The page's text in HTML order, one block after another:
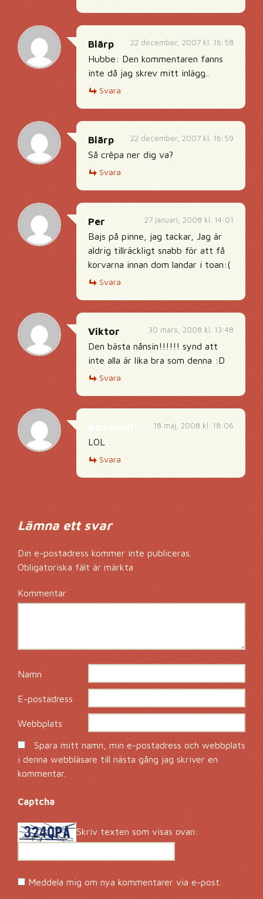
22 december, 2007 kl. 16:58
Blärp
Hubbe: Den kommentaren fanns
inte då jag skrev mitt inlägg..
Svara
22 december, 2007 kl. 16:59
Blärp
Så crêpa ner dig va?
Svara
27 januari, 2008 kl. 14:01
Per
Bajs på pinne, jag tackar, Jag är
aldrig tillräckligt snabb för att få
korvarna innan dom landar i toan:(
Svara
30 mars, 2008 kl. 13:48
Viktor
Den bästa nånsin!!!!!! synd att
inte alla är lika bra som denna :D
Svara
18 maj, 2008 kl. 18:06
LOL
Svara
Lämna ett svar
Din e-postadress kommer inte publiceras.
Obligatoriska fält är märkta *
Kommentar *
Namn*
E-postadress*
Webbplats
Spara mitt namn, min e-postadress och webbplats
i denna webbläsare till nästa gång jag skriver en
kommentar.
Captcha *
Skriv texten som visas ovan:
Meddela mig om nya kommentarer via e-post.